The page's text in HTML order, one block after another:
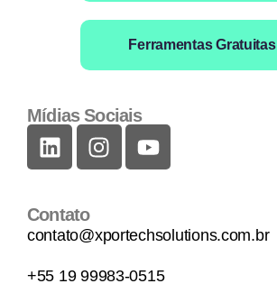
Ferramentas Gratuitas
Mídias Sociais
Contato
contato@xportechsolutions.com.br
+55 19 99983-0515